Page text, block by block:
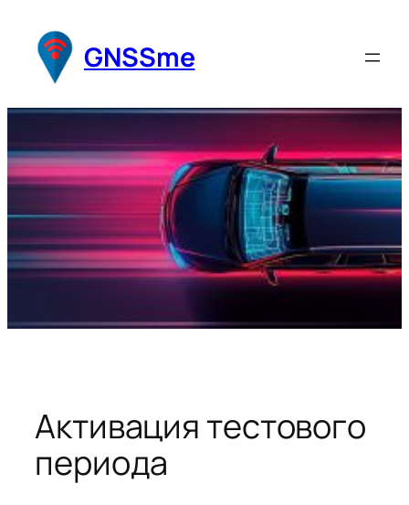
содержимомуGNSSme
Активация тестового
периода